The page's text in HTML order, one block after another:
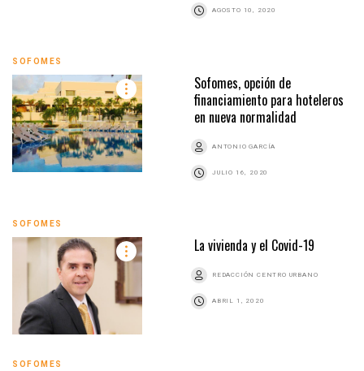
AGOSTO 10, 2020
SOFOMES
Sofomes, opción de
financiamiento para hoteleros
en nueva normalidad
ANTONIO GARCÍA
JULIO 16, 2020
SOFOMES
La vivienda y el Covid-19
REDACCIÓN CENTRO URBANO
ABRIL 1, 2020
SOFOMES